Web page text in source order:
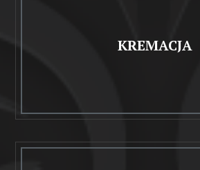
KREMACJA